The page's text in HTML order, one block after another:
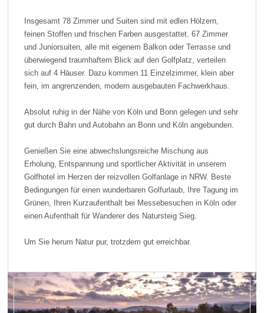
Insgesamt 78 Zimmer und Suiten sind mit edlen Hölzern,
feinen Stoffen und frischen Farben ausgestattet. 67 Zimmer
und Juniorsuiten, alle mit eigenem Balkon oder Terrasse und
überwiegend traumhaftem Blick auf den Golfplatz, verteilen
sich auf 4 Häuser. Dazu kommen 11 Einzelzimmer, klein aber
fein, im angrenzenden, modern ausgebauten Fachwerkhaus.
Absolut ruhig in der Nähe von Köln und Bonn gelegen und sehr
gut durch Bahn und Autobahn an Bonn und Köln angebunden.
Genießen Sie eine abwechslungsreiche Mischung aus
Erholung, Entspannung und sportlicher Aktivität in unserem
Golfhotel im Herzen der reizvollen Golfanlage in NRW. Beste
Bedingungen für einen wunderbaren Golfurlaub, Ihre Tagung im
Grünen, Ihren Kurzaufenthalt bei Messebesuchen in Köln oder
einen Aufenthalt für Wanderer des Natursteig Sieg.
Um Sie herum Natur pur, trotzdem gut erreichbar.